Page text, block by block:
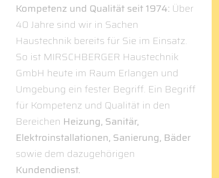
Kompetenz und Qualität seit 1974: Über
40 Jahre sind wir in Sachen
Haustechnik bereits für Sie im Einsatz.
So ist MIRSCHBERGER Haustechnik
GmbH heute im Raum Erlangen und
Umgebung ein fester Begriff. Ein Begriff
für Kompetenz und Qualität in den
Bereichen Heizung, Sanitär,
Elektroinstallationen, Sanierung, Bäder
sowie dem dazugehörigen
Kundendienst.